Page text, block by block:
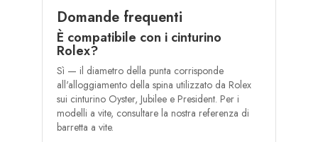
Domande frequenti
È compatibile con i cinturino
Rolex?
Sì — il diametro della punta corrisponde
all'alloggiamento della spina utilizzato da Rolex
sui cinturino Oyster, Jubilee e President. Per i
modelli a vite, consultare la nostra referenza di
barretta a vite.